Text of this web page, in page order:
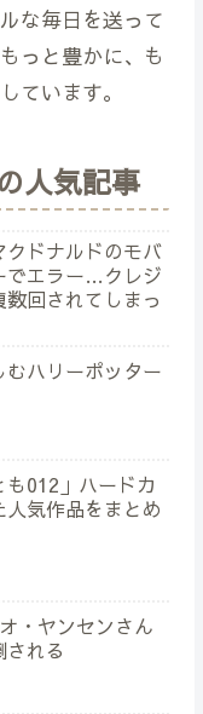
な毎日を送って
っと豊かに、も
ています。
人気記事
クドナルドのモバ
でエラー…クレジ
数回されてしまっ
ハリーポッター
も012」ハードカ
気作品をまとめ
・ヤンセンさん
される